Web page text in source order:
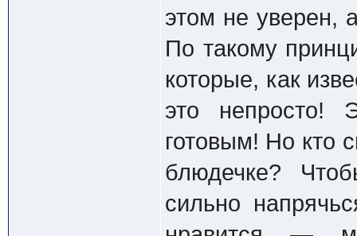
этом не уверен,
По такому
которые, как
это непросто!
готовым! Но кто
блюдечке?
сильно